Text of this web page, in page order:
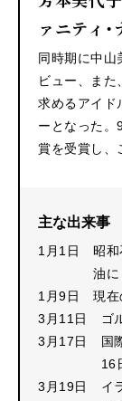
ァニティ・
同時期に中山
ビュー、ま
求めるアイド
ーとなった。
賞を受賞し、
主な出来事
1月1日
昭
油に
1月9日
現
3月11日
ゴ
3月17日
国
16
3月19日
イ